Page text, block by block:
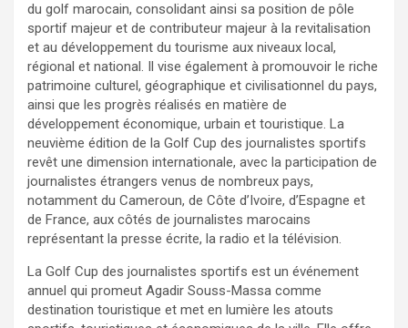
du golf marocain, consolidant ainsi sa position de pôle
sportif majeur et de contributeur majeur à la revitalisation
et au développement du tourisme aux niveaux local,
régional et national. Il vise également à promouvoir le riche
patrimoine culturel, géographique et civilisationnel du pays,
ainsi que les progrès réalisés en matière de
développement économique, urbain et touristique. La
neuvième édition de la Golf Cup des journalistes sportifs
revêt une dimension internationale, avec la participation de
journalistes étrangers venus de nombreux pays,
notamment du Cameroun, de Côte d’Ivoire, d’Espagne et
de France, aux côtés de journalistes marocains
représentant la presse écrite, la radio et la télévision.
La Golf Cup des journalistes sportifs est un événement
annuel qui promeut Agadir Souss-Massa comme
destination touristique et met en lumière les atouts